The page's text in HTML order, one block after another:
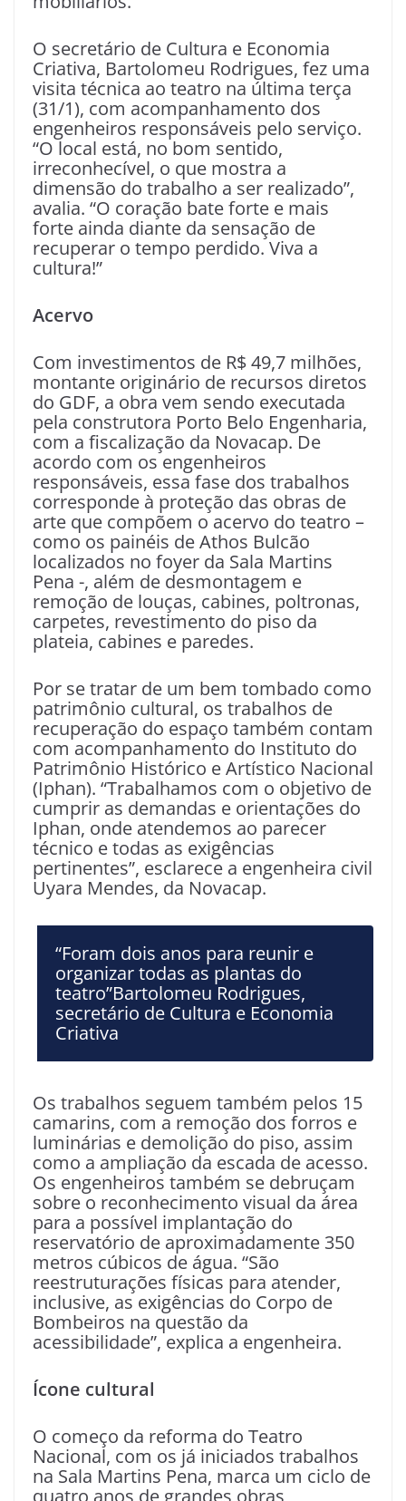
O secretário de Cultura e Economia
Criativa, Bartolomeu Rodrigues, fez uma
visita técnica ao teatro na última terça
(31/1), com acompanhamento dos
engenheiros responsáveis pelo serviço.
“O local está, no bom sentido,
irreconhecível, o que mostra a
dimensão do trabalho a ser realizado”,
avalia. “O coração bate forte e mais
forte ainda diante da sensação de
recuperar o tempo perdido. Viva a
cultura!”
Acervo
Com investimentos de R$ 49,7 milhões,
montante originário de recursos diretos
do GDF, a obra vem sendo executada
pela construtora Porto Belo Engenharia,
com a fiscalização da Novacap. De
acordo com os engenheiros
responsáveis, essa fase dos trabalhos
corresponde à proteção das obras de
arte que compõem o acervo do teatro –
como os painéis de Athos Bulcão
localizados no foyer da Sala Martins
Pena -, além de desmontagem e
remoção de louças, cabines, poltronas,
carpetes, revestimento do piso da
plateia, cabines e paredes.
Por se tratar de um bem tombado como
patrimônio cultural, os trabalhos de
recuperação do espaço também contam
com acompanhamento do Instituto do
Patrimônio Histórico e Artístico Nacional
(Iphan). “Trabalhamos com o objetivo de
cumprir as demandas e orientações do
Iphan, onde atendemos ao parecer
técnico e todas as exigências
pertinentes”, esclarece a engenheira civil
Uyara Mendes, da Novacap.
“Foram dois anos para reunir e
organizar todas as plantas do
teatro”Bartolomeu Rodrigues,
secretário de Cultura e Economia
Criativa
Os trabalhos seguem também pelos 15
camarins, com a remoção dos forros e
luminárias e demolição do piso, assim
como a ampliação da escada de acesso.
Os engenheiros também se debruçam
sobre o reconhecimento visual da área
para a possível implantação do
reservatório de aproximadamente 350
metros cúbicos de água. “São
reestruturações físicas para atender,
inclusive, as exigências do Corpo de
Bombeiros na questão da
acessibilidade”, explica a engenheira.
Ícone cultural
O começo da reforma do Teatro
Nacional, com os já iniciados trabalhos
na Sala Martins Pena, marca um ciclo de